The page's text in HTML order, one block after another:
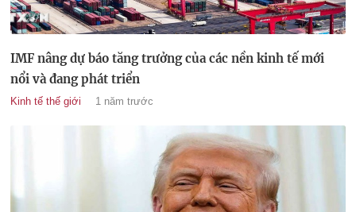
IMF nâng dự báo tăng trưởng của các nền kinh tế mới
nổi và đang phát triển
Kinh tế thế giới 1 năm trước